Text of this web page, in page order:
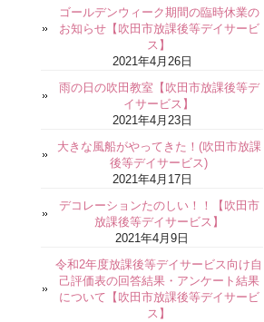
ゴールデンウィーク期間の臨時休業の
お知らせ【吹田市放課後等デイサービ
ス】
2021年4月26日
雨の日の吹田教室【吹田市放課後等デ
イサービス】
2021年4月23日
大きな風船がやってきた！(吹田市放課
後等デイサービス)
2021年4月17日
デコレーションたのしい！！【吹田市
放課後等デイサービス】
2021年4月9日
令和2年度放課後等デイサービス向け自
己評価表の回答結果・アンケート結果
について【吹田市放課後等デイサービ
ス】